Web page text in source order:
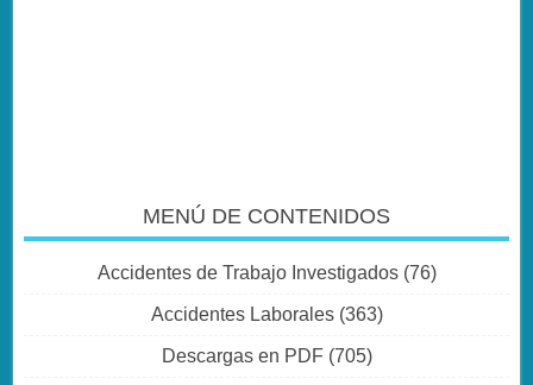
MENÚ DE CONTENIDOS
Accidentes de Trabajo Investigados(76)
Accidentes Laborales(363)
Descargas en PDF(705)